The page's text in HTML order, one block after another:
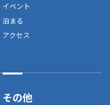
イベント
泊まる
アクセス
その他